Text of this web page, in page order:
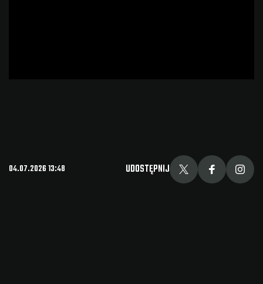
04.07.2026 13:48 UDOSTĘPNIJ